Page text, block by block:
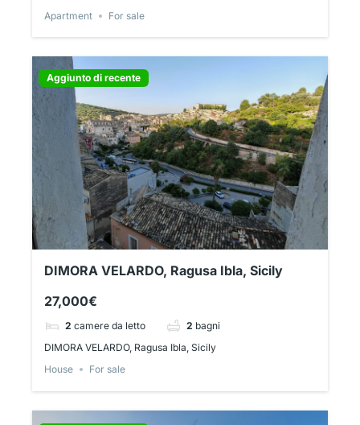
Apartment
For sale
Aggiunto di recente
DIMORA VELARDO, Ragusa Ibla, Sicily
27,000€
2 camere da letto 2 bagni
DIMORA VELARDO, Ragusa Ibla, Sicily
House
For sale